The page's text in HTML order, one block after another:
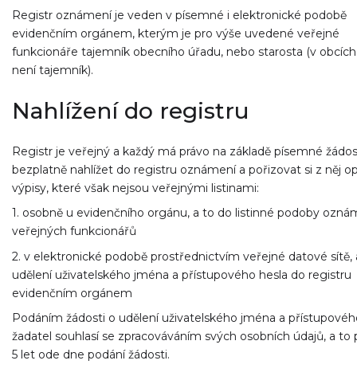
Registr oznámení je veden v písemné i elektronické podobě
evidenčním orgánem, kterým je pro výše uvedené veřejné
funkcionáře tajemník obecního úřadu, nebo starosta (v
není tajemník).
Nahlížení do registru
Registr je veřejný a každý má právo na základě písemné
bezplatně nahlížet do registru oznámení a pořizovat si z něj
výpisy, které však nejsou veřejnými listinami:
1. osobně u evidenčního orgánu, a to do listinné podoby
veřejných funkcionářů
2. v elektronické podobě prostřednictvím veřejné datové sítě,
udělení uživatelského jména a přístupového hesla do registru
evidenčním orgánem
Podáním žádosti o udělení uživatelského jména a
žadatel souhlasí se zpracováváním svých osobních údajů, a to
5 let ode dne podání žádosti.